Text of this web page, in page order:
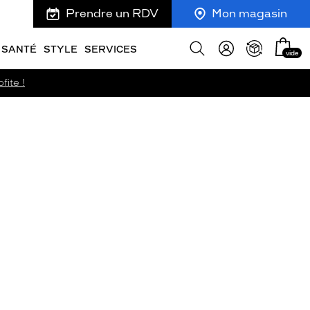
Prendre un RDV Mon magasin
SANTÉ STYLE SERVICES
Afficher
Mon
panier
vide
!